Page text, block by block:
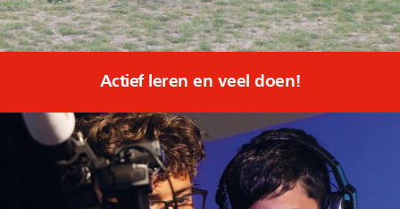
Actief leren en veel doen!